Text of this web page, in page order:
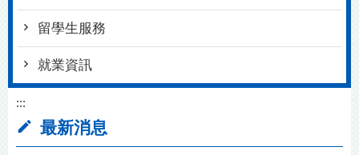
留學生服務
就業資訊
:::
最新消息